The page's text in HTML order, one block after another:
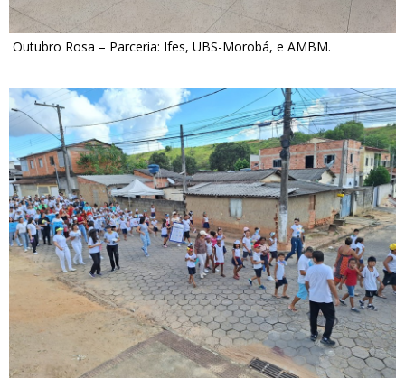
Outubro Rosa – Parceria: Ifes, UBS-Morobá, e AMBM.